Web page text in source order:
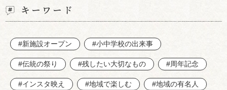
キーワード
#新施設オープン #小中学校の出来事
#伝統の祭り #残したい大切なもの #周年記念
#インスタ映え #地域で楽しむ #地域の有名人